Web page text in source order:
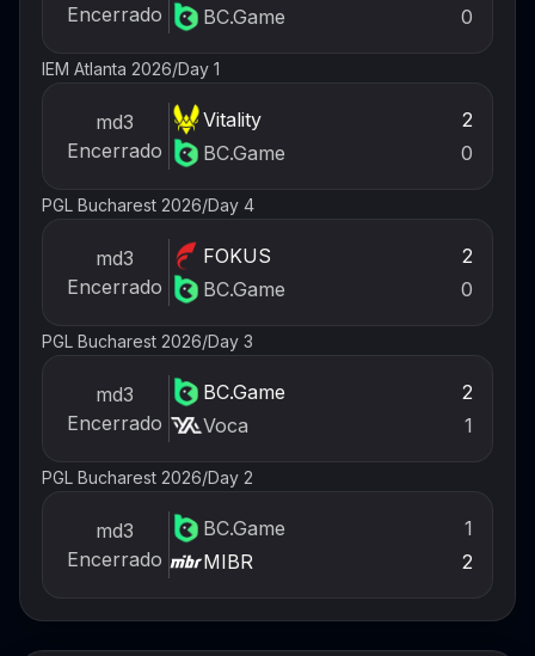
Encerrado
BC.Game
0
IEM Atlanta 2026/Day 1
md3
Encerrado
Vitality
2
BC.Game
0
PGL Bucharest 2026/Day 4
md3
Encerrado
FOKUS
2
BC.Game
0
PGL Bucharest 2026/Day 3
md3
Encerrado
BC.Game
2
Voca
1
PGL Bucharest 2026/Day 2
md3
Encerrado
BC.Game
1
MIBR
2